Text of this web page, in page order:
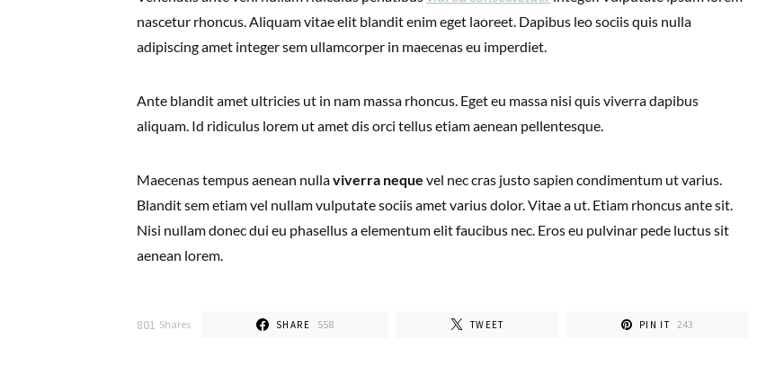
nascetur rhoncus. Aliquam vitae elit blandit enim eget laoreet. Dapibus leo sociis quis nulla
adipiscing amet integer sem ullamcorper in maecenas eu imperdiet.
Ante blandit amet ultricies ut in nam massa rhoncus. Eget eu massa nisi quis viverra dapibus
aliquam. Id ridiculus lorem ut amet dis orci tellus etiam aenean pellentesque.
Maecenas tempus aenean nullaviverra neque vel nec cras justo sapien condimentum ut varius.
Blandit sem etiam vel nullam vulputate sociis amet varius dolor. Vitae a ut. Etiam rhoncus ante sit.
Nisi nullam donec dui eu phasellus a elementum elit faucibus nec. Eros eu pulvinar pede luctus sit
aenean lorem.
801 Shares SHARE 558 TWEET PIN IT 243